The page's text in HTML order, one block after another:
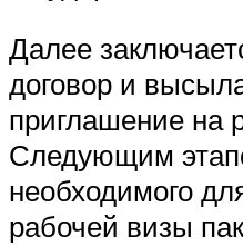
Далее
договор и
приглашение на
Следующим
необходимого
рабочей визы